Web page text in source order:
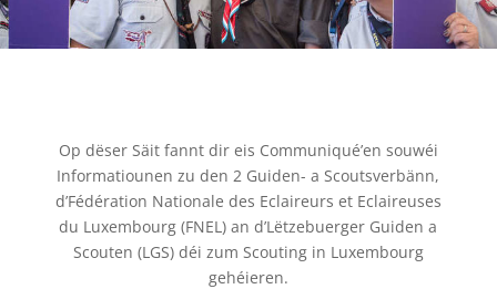
Op dëser Säit fannt dir eis Communiqué’en souwéi
Informatiounen zu den 2 Guiden- a Scoutsverbänn,
d’Fédération Nationale des Eclaireurs et Eclaireuses
du Luxembourg (FNEL) an d’Lëtzebuerger Guiden a
Scouten (LGS) déi zum Scouting in Luxembourg
gehéieren.